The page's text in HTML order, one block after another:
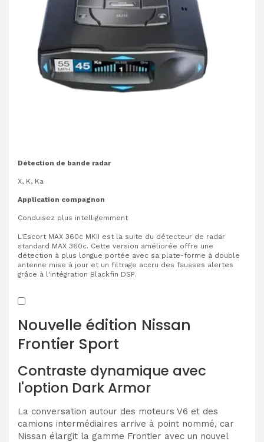
Détection de bande radar
X, K, Ka
Application compagnon
Conduisez plus intelligemment
L'Escort MAX 360c MKII est la suite du détecteur de radar
standard MAX 360c. Cette version améliorée offre une
détection à plus longue portée avec sa plate-forme à double
antenne mise à jour et un filtrage accru des fausses alertes
grâce à l'intégration Blackfin DSP.
Nouvelle édition Nissan
Frontier Sport
Contraste dynamique avec
l'option Dark Armor
La conversation autour des moteurs V6 et des
camions intermédiaires arrive à point nommé, car
Nissan élargit la gamme Frontier avec un nouvel